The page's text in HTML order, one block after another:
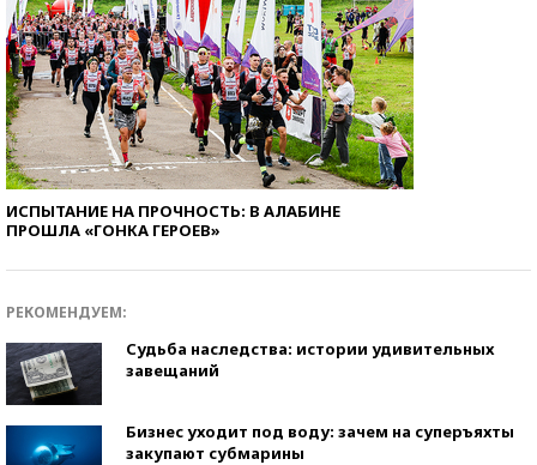
ИСПЫТАНИЕ НА ПРОЧНОСТЬ: В АЛАБИНЕ
ПРОШЛА «ГОНКА ГЕРОЕВ»
РЕКОМЕНДУЕМ:
Судьба наследства: истории удивительных
завещаний
Бизнес уходит под воду: зачем на суперъяхты
закупают субмарины